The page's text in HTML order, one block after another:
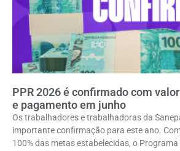
PPR 2026 é confirmado com
e pagamento em junho
Os trabalhadores e trabalhadoras da
importante confirmação para este ano.
100% das metas estabelecidas, o Programa